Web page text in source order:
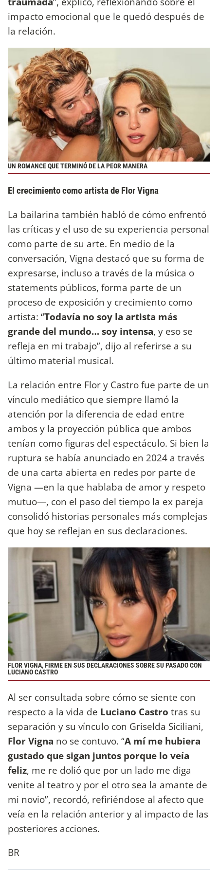
impacto emocional que le quedó después de
la relación.
UN ROMANCE QUE TERMINÓ DE LA PEOR MANERA
El crecimiento como artista de Flor Vigna
La bailarina también habló de cómo enfrentó
las críticas y el uso de su experiencia personal
como parte de su arte. En medio de la
conversación, Vigna destacó que su forma de
expresarse, incluso a través de la música o
statements públicos, forma parte de un
proceso de exposición y crecimiento como
artista: “Todavía no soy la artista más
grande del mundo… soy intensa, y eso se
refleja en mi trabajo”, dijo al referirse a su
último material musical.
La relación entre Flor y Castro fue parte de un
vínculo mediático que siempre llamó la
atención por la diferencia de edad entre
ambos y la proyección pública que ambos
tenían como figuras del espectáculo. Si bien la
ruptura se había anunciado en 2024 a través
de una carta abierta en redes por parte de
Vigna —en la que hablaba de amor y respeto
mutuo—, con el paso del tiempo la ex pareja
consolidó historias personales más complejas
que hoy se reflejan en sus declaraciones.
FLOR VIGNA, FIRME EN SUS DECLARACIONES SOBRE SU PASADO CON
LUCIANO CASTRO
Al ser consultada sobre cómo se siente con
respecto a la vida de Luciano Castro tras su
separación y su vínculo con Griselda Siciliani,
Flor Vigna no se contuvo. “A mí me hubiera
gustado que sigan juntos porque lo veía
feliz, me re dolió que por un lado me diga
venite al teatro y por el otro sea la amante de
mi novio”, recordó, refiriéndose al afecto que
veía en la relación anterior y al impacto de las
posteriores acciones.
BR